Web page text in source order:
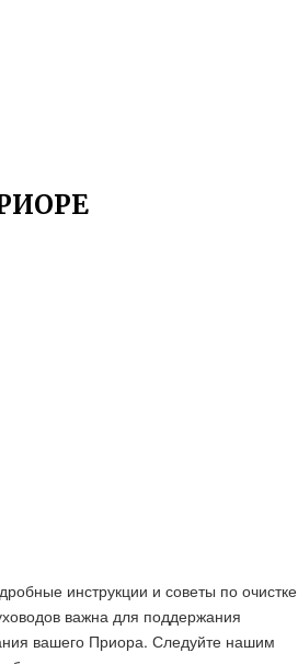
инструкции и советы по очистке
важна для поддержания
вашего Приора. Следуйте нашим